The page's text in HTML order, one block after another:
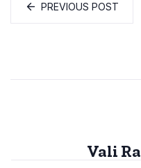
PREVIOUS POST
Vali